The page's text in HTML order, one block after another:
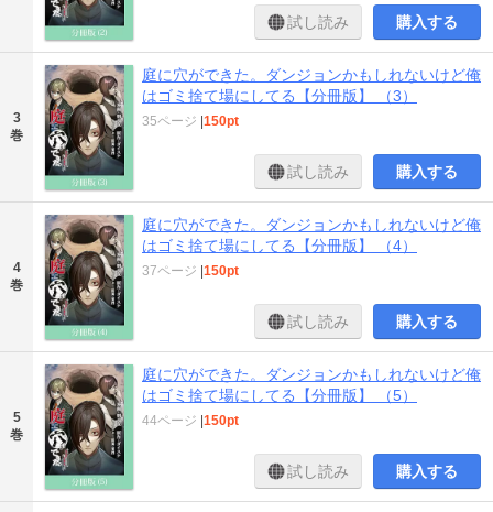
試し読み 購入する
3
巻
庭に穴ができた。ダンジョンかもしれないけど俺
はゴミ捨て場にしてる【分冊版】 （3）
35ページ |150pt
試し読み 購入する
4
巻
庭に穴ができた。ダンジョンかもしれないけど俺
はゴミ捨て場にしてる【分冊版】 （4）
37ページ |150pt
試し読み 購入する
5
巻
庭に穴ができた。ダンジョンかもしれないけど俺
はゴミ捨て場にしてる【分冊版】 （5）
44ページ |150pt
試し読み 購入する